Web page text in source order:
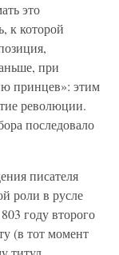
это
к которой
при
принцев»: этим
революции.
последовало
писателя
роли в русле
году второго
(в тот момент